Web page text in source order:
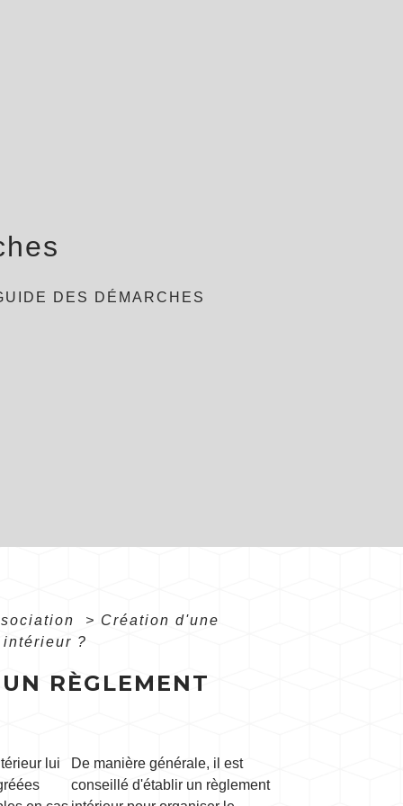
DES DÉMARCHES
> Création d'une
?
RÈGLEMENT
lui
De manière générale, il est
conseillé d'établir un règlement